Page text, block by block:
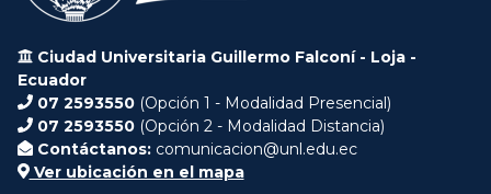
Ciudad Universitaria Guillermo Falconí - Loja -
Ecuador
07 2593550 (Opción 1 - Modalidad Presencial)
07 2593550 (Opción 2 - Modalidad Distancia)
Contáctanos: comunicacion@unl.edu.ec
Ver ubicación en el mapa